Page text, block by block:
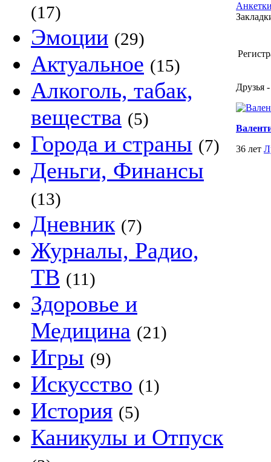
(17)
Эмоции (29)
Актуальное (15)
Алкоголь, табак,
вещества (5)
Города и страны (7)
Деньги, Финансы
(13)
Дневник (7)
Журналы, Радио,
ТВ (11)
Здоровье и
Медицина (21)
Игры (9)
Искусство (1)
История (5)
Каникулы и Отпуск
Друзья
36 лет